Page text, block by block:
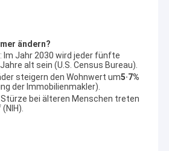
ändern?
: Im Jahr 2030 wird jeder fünfte
alt sein (U.S. Census Bureau).
steigern den Wohnwert um5·7%
der Immobilienmakler).
Stürze bei älteren Menschen treten